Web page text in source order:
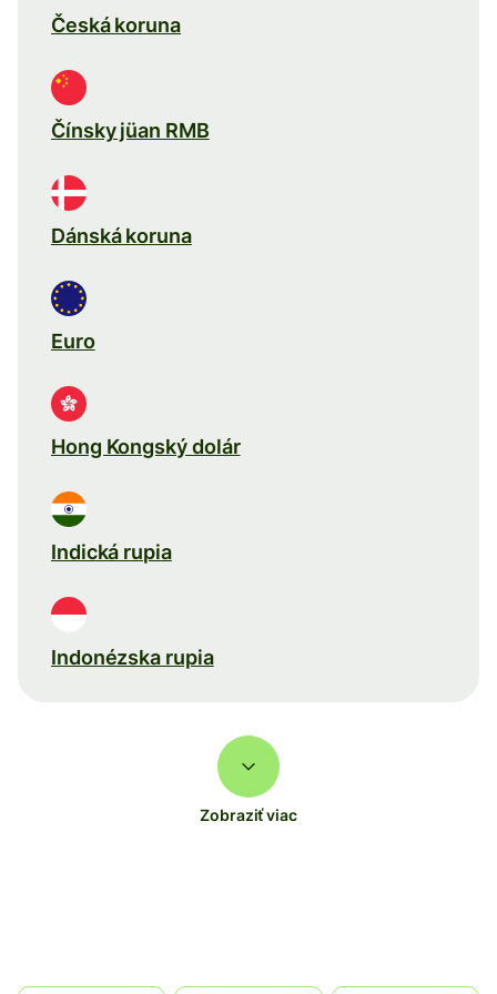
Česká koruna
Čínsky jüan RMB
Dánská koruna
Euro
Hong Kongský dolár
Indická rupia
Indonézska rupia
Zobraziť viac